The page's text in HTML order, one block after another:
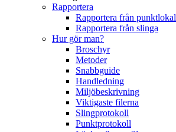
Rapportera
Rapportera från punktlokal
Rapportera från slinga
Hur gör man?
Broschyr
Metoder
Snabbguide
Handledning
Miljöbeskrivning
Viktigaste filerna
Slingprotokoll
Punktprotokoll